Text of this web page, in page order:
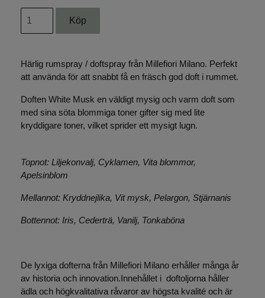
Härlig rumspray / doftspray från Millefiori Milano. Perfekt
att använda för att snabbt få en fräsch god doft i rummet.
Doften White Musk en väldigt mysig och varm doft som
med sina söta blommiga toner gifter sig med lite
kryddigare toner, vilket sprider ett mysigt lugn.
Topnot: Liljekonvalj, Cyklamen, Vita blommor,
Apelsinblom
Mellannot: Kryddnejlika, Vit mysk, Pelargon, Stjärnanis
Bottennot: Iris, Cederträ, Vanilj, Tonkaböna
De lyxiga dofterna från Millefiori Milano erhåller många år
av historia och innovation.Innehållet i doftoljorna håller
ädla och högkvalitativa råvaror av högsta kvalité och är